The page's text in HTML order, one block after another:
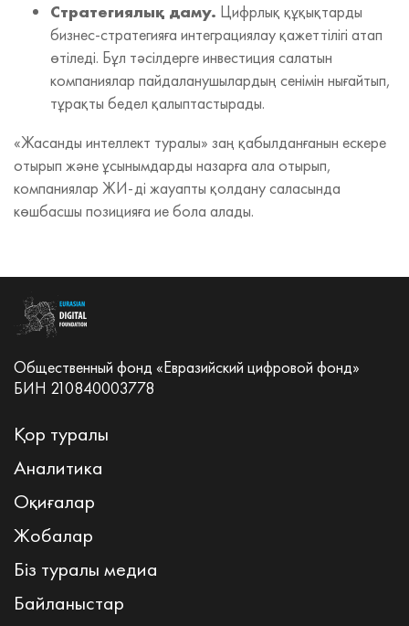
Стратегиялық даму. Цифрлық құқықтарды
бизнес‑стратегияға интеграциялау қажеттілігі атап
өтіледі. Бұл тәсілдерге инвестиция салатын
компаниялар пайдаланушылардың сенімін нығайтып,
тұрақты бедел қалыптастырады.
«Жасанды интеллект туралы» заң қабылданғанын ескере
отырып және ұсынымдарды назарға ала отырып,
компаниялар ЖИ‑ді жауапты қолдану саласында
көшбасшы позицияға ие бола алады.
Общественный фонд «Евразийский цифровой фонд»
БИН 210840003778
Қор туралы
Аналитика
Оқиғалар
Жобалар
Біз туралы медиа
Байланыстар